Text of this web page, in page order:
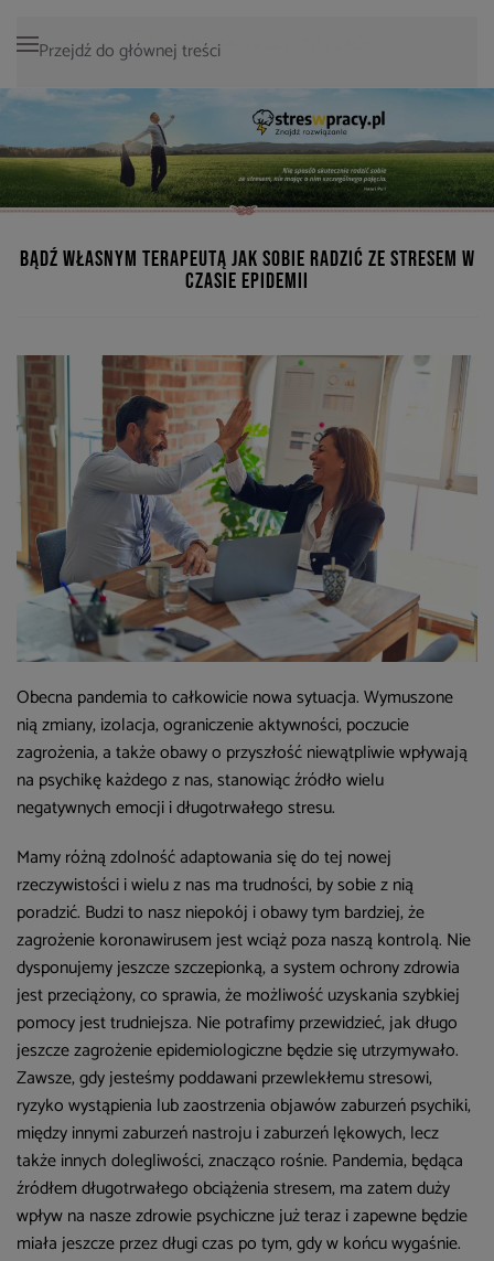
Przejdź do głównej treści
Bądź własnym terapeutą Jak sobie radzić ze stresem w
czasie epidemii
Obecna pandemia to całkowicie nowa sytuacja. Wymuszone
nią zmiany, izolacja, ograniczenie aktywności, poczucie
zagrożenia, a także obawy o przyszłość niewątpliwie wpływają
na psychikę każdego z nas, stanowiąc źródło wielu
negatywnych emocji i długotrwałego stresu.
Mamy różną zdolność adaptowania się do tej nowej
rzeczywistości i wielu z nas ma trudności, by sobie z nią
poradzić. Budzi to nasz niepokój i obawy tym bardziej, że
zagrożenie koronawirusem jest wciąż poza naszą kontrolą. Nie
dysponujemy jeszcze szczepionką, a system ochrony zdrowia
jest przeciążony, co sprawia, że możliwość uzyskania szybkiej
pomocy jest trudniejsza. Nie potrafimy przewidzieć, jak długo
jeszcze zagrożenie epidemiologiczne będzie się utrzymywało.
Zawsze, gdy jesteśmy poddawani przewlekłemu stresowi,
ryzyko wystąpienia lub zaostrzenia objawów zaburzeń psychiki,
między innymi zaburzeń nastroju i zaburzeń lękowych, lecz
także innych dolegliwości, znacząco rośnie. Pandemia, będąca
źródłem długotrwałego obciążenia stresem, ma zatem duży
wpływ na nasze zdrowie psychiczne już teraz i zapewne będzie
miała jeszcze przez długi czas po tym, gdy w końcu wygaśnie.